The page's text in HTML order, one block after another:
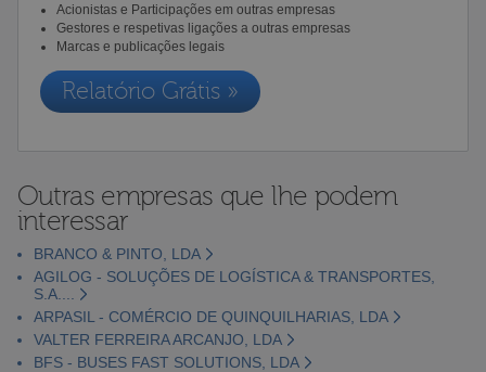
Acionistas e Participações em outras empresas
Gestores e respetivas ligações a outras empresas
Marcas e publicações legais
Relatório Grátis »
Outras empresas que lhe podem
interessar
BRANCO & PINTO, LDA
AGILOG - SOLUÇÕES DE LOGÍSTICA & TRANSPORTES,
S.A....
ARPASIL - COMÉRCIO DE QUINQUILHARIAS, LDA
VALTER FERREIRA ARCANJO, LDA
BFS - BUSES FAST SOLUTIONS, LDA